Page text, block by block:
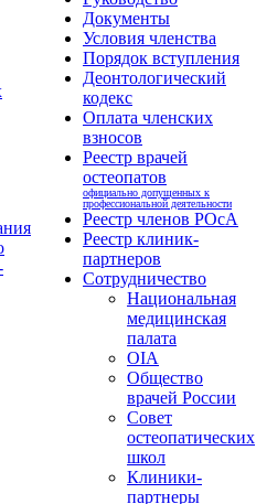
Документы
Условия членства
Порядок вступления
Деонтологический
кодекс
Оплата членских
взносов
Реестр врачей
остеопатов
официально допущенных к
профессиональной деятельности
Реестр членов РОсА
Реестр клиник-
партнеров
Сотрудничество
Национальная
медицинская
палата
OIA
Общество
врачей России
Совет
остеопатических
школ
Клиники-
партнеры